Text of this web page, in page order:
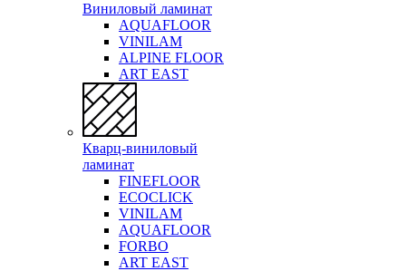
Виниловый ламинат
AQUAFLOOR
VINILAM
ALPINE FLOOR
ART EAST
Кварц-виниловый
ламинат
FINEFLOOR
ECOCLICK
VINILAM
AQUAFLOOR
FORBO
ART EAST